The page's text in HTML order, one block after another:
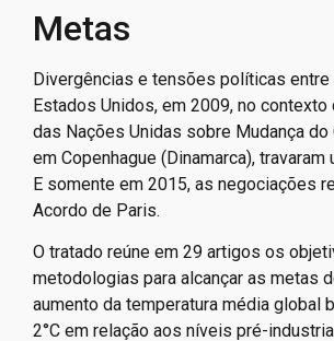
entre o final dos anos 90 e a segunda
emissores do planeta”, recorda.
Metas
Divergências e tensões políticas entre
Estados Unidos, em 2009, no contexto
em Copenhague (Dinamarca), travaram
E somente em 2015, as negociações
Acordo de Paris.